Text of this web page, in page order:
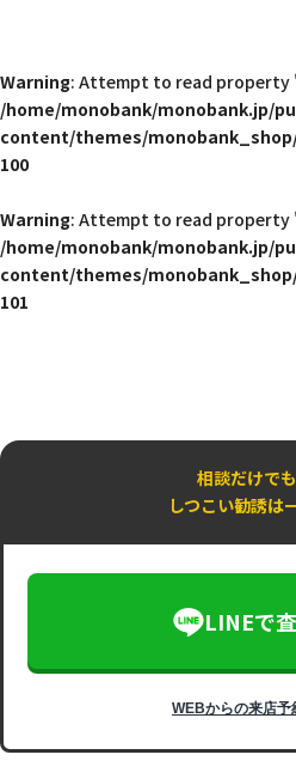
Warning: Attempt to read property
/home/monobank/monobank.jp/
content/themes/
100
Warning: Attempt to read property
/home/monobank/monobank.jp/
content/themes/
101
相談だけで
しつこい勧誘は
LINEで
WEBからの来店予